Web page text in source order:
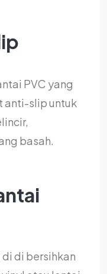
PVC yang
anti-slip untuk
basah.
di bersihkan